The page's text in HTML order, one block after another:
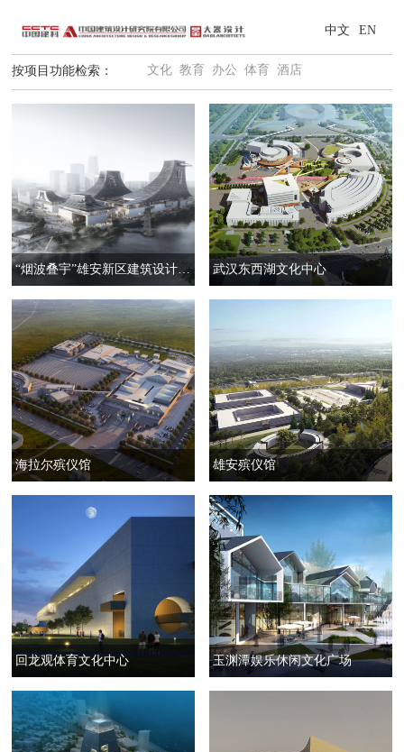
中文 EN
按项目功能检索： 文化 教育 办公 体育 酒店
“烟波叠宇”雄安新区建筑设计竞赛 武汉东西湖文化中心
海拉尔殡仪馆 雄安殡仪馆
回龙观体育文化中心 玉渊潭娱乐休闲文化广场